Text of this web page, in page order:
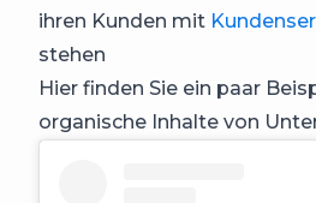
ihren Kunden mit
stehen
Hier finden Sie ein paar
organische Inhalte von